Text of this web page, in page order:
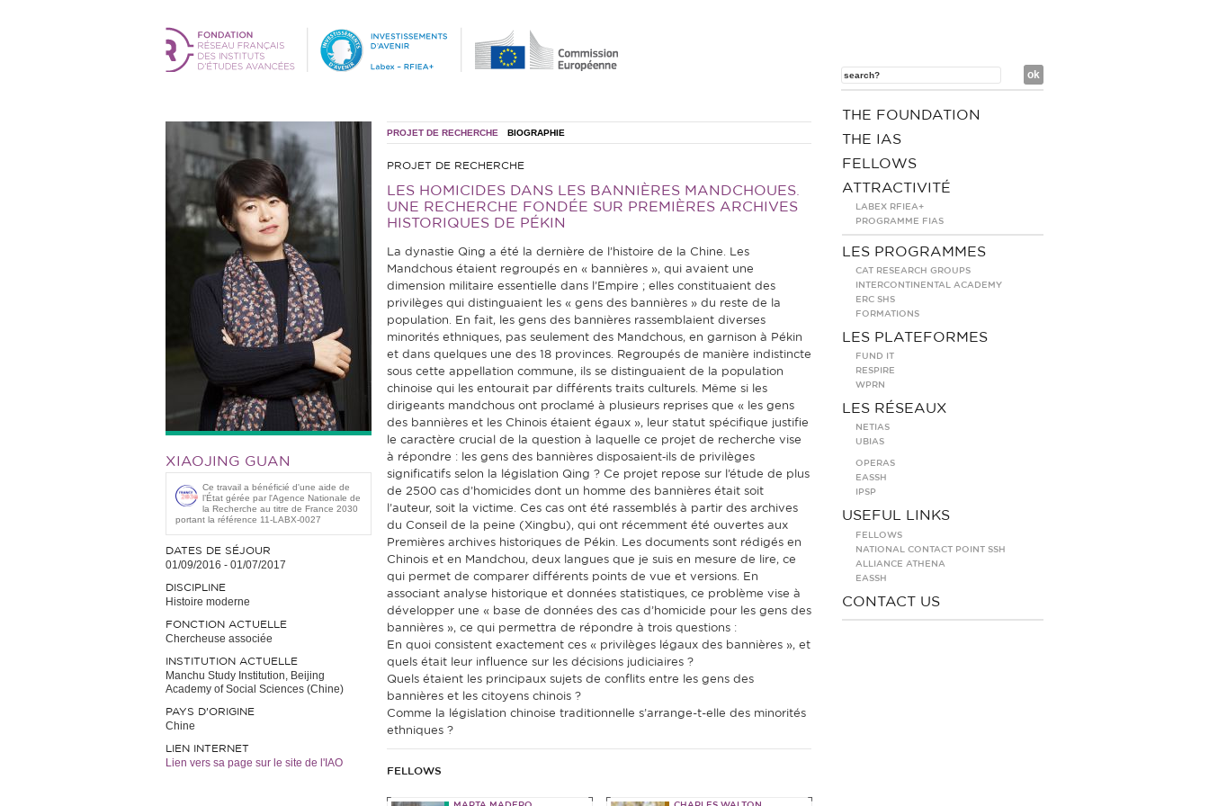
XIAOJING GUAN
Ce travail a bénéficié d'une aide de
l’État gérée par l'Agence Nationale de
la Recherche au titre de France 2030
portant la référence 11-LABX-0027
DATES DE SÉJOUR
01/09/2016 - 01/07/2017
DISCIPLINE
Histoire moderne
FONCTION ACTUELLE
Chercheuse associée
INSTITUTION ACTUELLE
Manchu Study Institution, Beijing
Academy of Social Sciences (Chine)
PAYS D'ORIGINE
Chine
LIEN INTERNET
Lien vers sa page sur le site de l'IAO
PROJET DE RECHERCHE BIOGRAPHIE
PROJET DE RECHERCHE
LES HOMICIDES DANS LES BANNIÈRES MANDCHOUES.
UNE RECHERCHE FONDÉE SUR PREMIÈRES ARCHIVES
HISTORIQUES DE PÉKIN
La dynastie Qing a été la dernière de l’histoire de la Chine. Les
Mandchous étaient regroupés en « bannières », qui avaient une
dimension militaire essentielle dans l’Empire ; elles constituaient des
privilèges qui distinguaient les « gens des bannières » du reste de la
population. En fait, les gens des bannières rassemblaient diverses
minorités ethniques, pas seulement des Mandchous, en garnison à Pékin
et dans quelques une des 18 provinces. Regroupés de manière indistincte
sous cette appellation commune, ils se distinguaient de la population
chinoise qui les entourait par différents traits culturels. Même si les
dirigeants mandchous ont proclamé à plusieurs reprises que « les gens
des bannières et les Chinois étaient égaux », leur statut spécifique justifie
le caractère crucial de la question à laquelle ce projet de recherche vise
à répondre : les gens des bannières disposaient‐ils de privilèges
significatifs selon la législation Qing ? Ce projet repose sur l’étude de plus
de 2500 cas d’homicides dont un homme des bannières était soit
l’auteur, soit la victime. Ces cas ont été rassemblés à partir des archives
du Conseil de la peine (Xingbu), qui ont récemment été ouvertes aux
Premières archives historiques de Pékin. Les documents sont rédigés en
Chinois et en Mandchou, deux langues que je suis en mesure de lire, ce
qui permet de comparer différents points de vue et versions. En
associant analyse historique et données statistiques, ce problème vise à
développer une « base de données des cas d’homicide pour les gens des
bannières », ce qui permettra de répondre à trois questions :
En quoi consistent exactement ces « privilèges légaux des bannières », et
quels était leur influence sur les décisions judiciaires ?
Quels étaient les principaux sujets de conflits entre les gens des
bannières et les citoyens chinois ?
Comme la législation chinoise traditionnelle s’arrange-t-elle des minorités
ethniques ?
FELLOWS
THE FOUNDATION
THE IAS
FELLOWS
ATTRACTIVITÉ
LABEX RFIEA+
PROGRAMME FIAS
LES PROGRAMMES
CAT RESEARCH GROUPS
INTERCONTINENTAL ACADEMY
ERC SHS
FORMATIONS
LES PLATEFORMES
FUND IT
RESPIRE
WPRN
LES RÉSEAUX
NETIAS
UBIAS
OPERAS
EASSH
IPSP
USEFUL LINKS
FELLOWS
NATIONAL CONTACT POINT SSH
ALLIANCE ATHENA
EASSH
CONTACT US